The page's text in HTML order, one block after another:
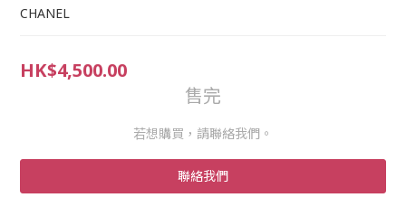
CHANEL
HK$4,500.00
售完
若想購買，請聯絡我們。
聯絡我們